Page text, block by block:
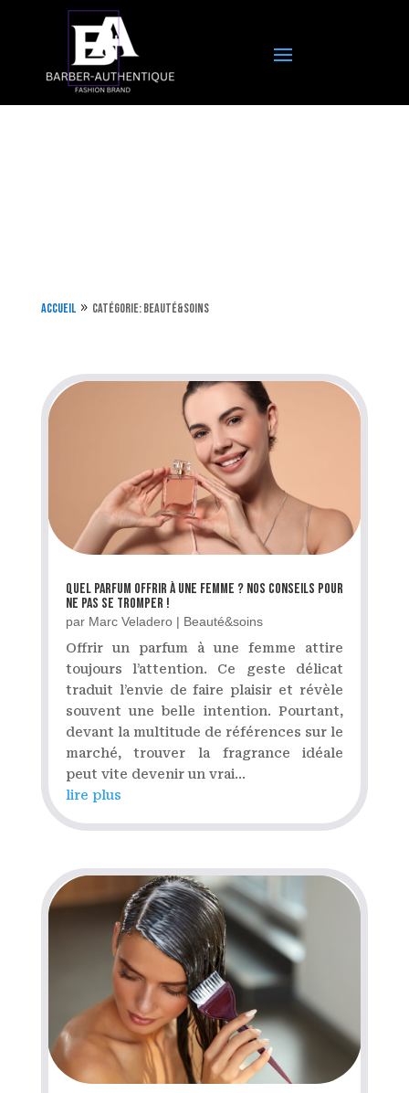
Accueil 9 Catégorie: Beauté&soins
Quel parfum offrir à une femme ? Nos conseils pour
ne pas se tromper !
par Marc Veladero| Beauté&soins
Offrir un parfum à une femme attire
toujours l’attention. Ce geste délicat
traduit l’envie de faire plaisir et révèle
souvent une belle intention. Pourtant,
devant la multitude de références sur le
marché, trouver la fragrance idéale
peut vite devenir un vrai...
lire plus